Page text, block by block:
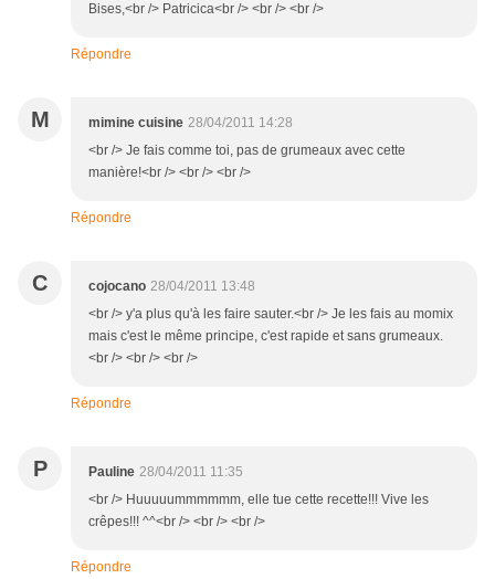
Bises,<br /> Patricica<br /> <br /> <br />
Répondre
M mimine cuisine 28/04/2011 14:28
<br /> Je fais comme toi, pas de grumeaux avec cette
manière!<br /> <br /> <br />
Répondre
C cojocano 28/04/2011 13:48
<br /> y'a plus qu'à les faire sauter.<br /> Je les fais au momix
mais c'est le même principe, c'est rapide et sans grumeaux.
<br /> <br /> <br />
Répondre
P Pauline 28/04/2011 11:35
<br /> Huuuuummmmmm, elle tue cette recette!!! Vive les
crêpes!!! ^^<br /> <br /> <br />
Répondre